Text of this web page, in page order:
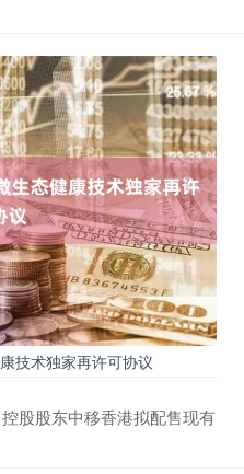
技术独家再许可协议
股股东中移香港拟配售现有